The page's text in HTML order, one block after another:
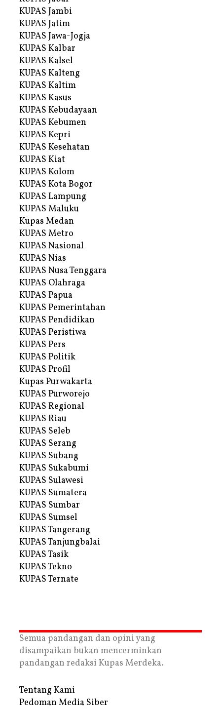
KUPAS Jambi
KUPAS Jatim
KUPAS Jawa-Jogja
KUPAS Kalbar
KUPAS Kalsel
KUPAS Kalteng
KUPAS Kaltim
KUPAS Kasus
KUPAS Kebudayaan
KUPAS Kebumen
KUPAS Kepri
KUPAS Kesehatan
KUPAS Kiat
KUPAS Kolom
KUPAS Kota Bogor
KUPAS Lampung
KUPAS Maluku
Kupas Medan
KUPAS Metro
KUPAS Nasional
KUPAS Nias
KUPAS Nusa Tenggara
KUPAS Olahraga
KUPAS Papua
KUPAS Pemerintahan
KUPAS Pendidikan
KUPAS Peristiwa
KUPAS Pers
KUPAS Politik
KUPAS Profil
Kupas Purwakarta
KUPAS Purworejo
KUPAS Regional
KUPAS Riau
KUPAS Seleb
KUPAS Serang
KUPAS Subang
KUPAS Sukabumi
KUPAS Sulawesi
KUPAS Sumatera
KUPAS Sumbar
KUPAS Sumsel
KUPAS Tangerang
KUPAS Tanjungbalai
KUPAS Tasik
KUPAS Tekno
KUPAS Ternate
Semua pandangan dan opini yang
disampaikan bukan mencerminkan
pandangan redaksi Kupas Merdeka.
Tentang Kami
Pedoman Media Siber